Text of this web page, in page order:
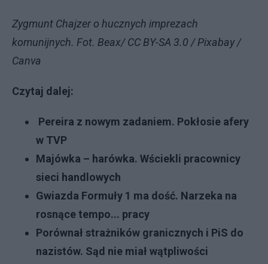
Zygmunt Chajzer o hucznych imprezach
komunijnych. Fot. Beax/ CC BY-SA 3.0 / Pixabay /
Canva
Czytaj dalej:
Pereira z nowym zadaniem. Pokłosie afery
w TVP
Majówka – harówka. Wściekli pracownicy
sieci handlowych
Gwiazda Formuły 1 ma dość. Narzeka na
rosnące tempo... pracy
Porównał strażników granicznych i PiS do
nazistów. Sąd nie miał wątpliwości